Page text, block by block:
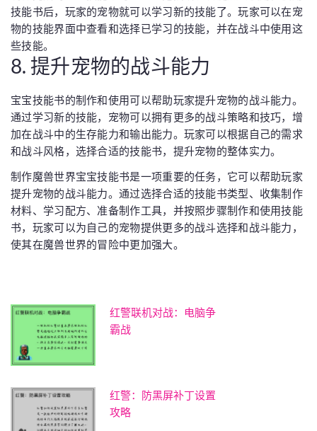
技能书后，玩家的宠物就可以学习新的技能了。玩家可以在宠
物的技能界面中查看和选择已学习的技能，并在战斗中使用这
些技能。
8. 提升宠物的战斗能力
宝宝技能书的制作和使用可以帮助玩家提升宠物的战斗能力。
通过学习新的技能，宠物可以拥有更多的战斗策略和技巧，增
加在战斗中的生存能力和输出能力。玩家可以根据自己的需求
和战斗风格，选择合适的技能书，提升宠物的整体实力。
制作魔兽世界宝宝技能书是一项重要的任务，它可以帮助玩家
提升宠物的战斗能力。通过选择合适的技能书类型、收集制作
材料、学习配方、准备制作工具，并按照步骤制作和使用技能
书，玩家可以为自己的宠物提供更多的战斗选择和战斗能力，
使其在魔兽世界的冒险中更加强大。
红警联机对战：电脑争
霸战
红警：防黑屏补丁设置
攻略